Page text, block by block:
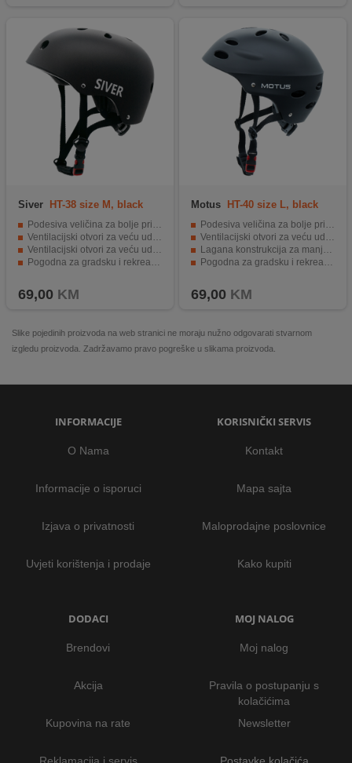
Siver HT-38 size M, black
Podesiva veličina za bolje pristajanje
Ventilacijski otvori za veću udobnost tokom vožnje
Ventilacijski otvori za veću udobnost tokom vožnje
Pogodna za gradsku i rekreativnu vožnju
69,00 KM
Motus HT-40 size L, black
Podesiva veličina za bolje pristajanje
Ventilacijski otvori za veću udobnost tokom vožnje
Lagana konstrukcija za manje opterećenje glave
Pogodna za gradsku i rekreativnu vožnju
69,00 KM
Slike pojedinih proizvoda na web stranici ne moraju nužno odgovarati stvarnom
izgledu proizvoda. Zadržavamo pravo pogreške u slikama proizvoda.
INFORMACIJE
O Nama
Informacije o isporuci
Izjava o privatnosti
Uvjeti korištenja i prodaje
KORISNIČKI SERVIS
Kontakt
Mapa sajta
Maloprodajne poslovnice
Kako kupiti
DODACI
Brendovi
Akcija
Kupovina na rate
MOJ NALOG
Moj nalog
Pravila o postupanju s
kolačićima
Newsletter